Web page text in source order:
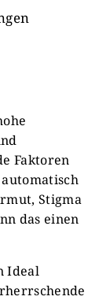
Faktoren
Stigma
das einen
Ideal